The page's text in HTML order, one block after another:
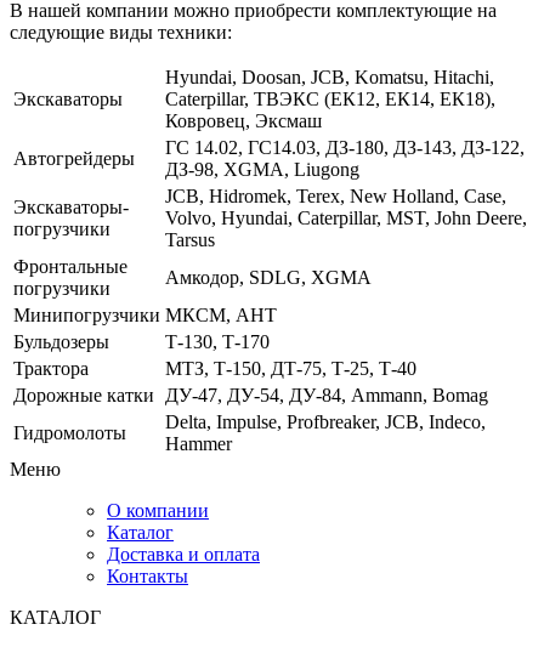
В нашей компании можно приобрести комплектующие на
следующие виды техники:
Экскаваторы
Hyundai, Doosan, JCB, Komatsu, Hitachi,
Caterpillar, ТВЭКС (ЕК12, ЕК14, ЕК18),
Ковровец, Эксмаш
Автогрейдеры
ГС 14.02, ГС14.03, ДЗ-180, ДЗ-143, ДЗ-122,
ДЗ-98, XGMA, Liugong
Экскаваторы-
погрузчики
JCB, Hidromek, Terex, New Holland, Case,
Volvo, Hyundai, Caterpillar, MST, John Deere,
Tarsus
Фронтальные
погрузчики
Амкодор, SDLG, XGMA
Минипогрузчики МКСМ, АНТ
Бульдозеры
Т-130, Т-170
Трактора
МТЗ, Т-150, ДТ-75, Т-25, Т-40
Дорожные катки
ДУ-47, ДУ-54, ДУ-84, Ammann, Bomag
Гидромолоты
Delta, Impulse, Profbreaker, JCB, Indeco,
Hammer
Меню
О компании
Каталог
Доставка и оплата
Контакты
КАТАЛОГ